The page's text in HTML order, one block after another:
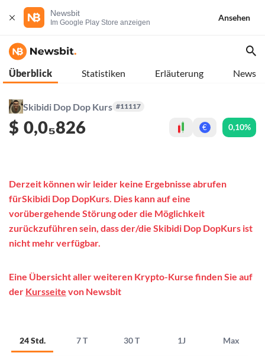
Newsbit
Im Google Play Store anzeigen
Ansehen
Überblick Statistiken Erläuterung News
Skibidi Dop Dop Kurs #11117
$ 0,0₅826 € 0,10%
24 Std. 7 T 30 T 1J Max
Derzeit können wir leider keine Ergebnisse abrufen
fürSkibidi Dop DopKurs. Dies kann auf eine
vorübergehende Störung oder die Möglichkeit
zurückzuführen sein, dass der/die Skibidi Dop DopKurs ist
nicht mehr verfügbar.
Eine Übersicht aller weiteren Krypto-Kurse finden Sie auf
der Kursseite von Newsbit